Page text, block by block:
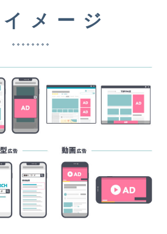
メージ